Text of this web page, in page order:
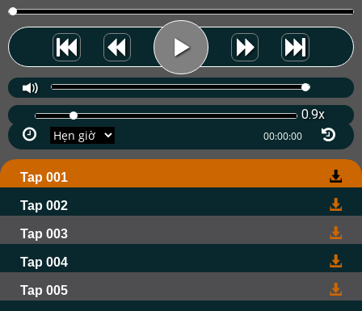
0.9x
Tap 001
Tap 002
Tap 003
Tap 004
Tap 005